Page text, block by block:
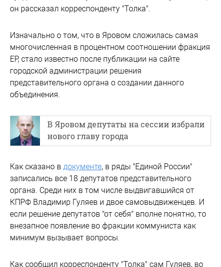
он рассказал корреспонденту "Толка".
Изначально о том, что в Яровом сложилась самая
многочисленная в процентном соотношении фракция
ЕР, стало известно после публикации на сайте
городской администрации решения
представительного органа о создании данного
объединения.
В Яровом депутаты на сессии избрали
нового главу города
Как сказано в документе, в ряды "Единой России"
записались все 18 депутатов представительного
органа. Среди них в том числе выдвигавшийся от
КПРФ Владимир Гуляев и двое самовыдвиженцев. И
если решение депутатов "от себя" вполне понятно, то
внезапное появление во фракции коммуниста как
минимум вызывает вопросы.
Как сообщил корреспонденту "Толка" сам Гуляев, во